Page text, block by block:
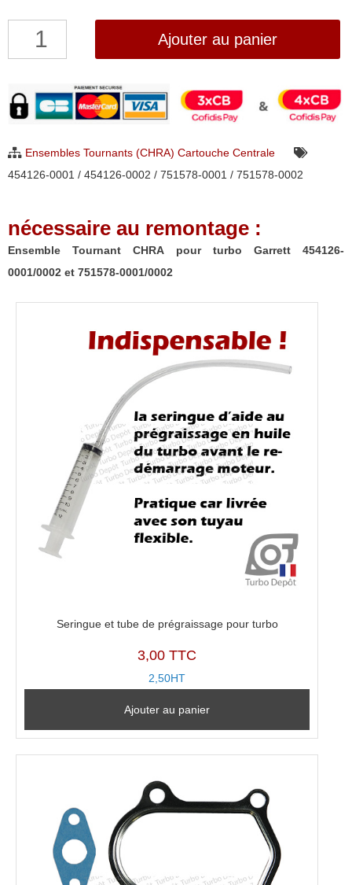
quantité
Tournant
CHRA
turbo
0001/0002
et
751578-
Ajouter au panier
Ensembles Tournants (CHRA) Cartouche Centrale
454126-0001 / 454126-0002 / 751578-0001 / 751578-0002
nécessaire au remontage :
Ensemble Tournant CHRA pour turbo Garrett 454126-
0001/0002 et 751578-0001/0002
Seringue et tube de prégraissage pour turbo
3,00 TTC
2,50HT
Ajouter au panier